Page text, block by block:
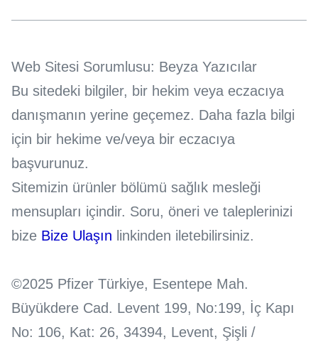
Web Sitesi Sorumlusu: Beyza Yazıcılar
Bu sitedeki bilgiler, bir hekim veya eczacıya
danışmanın yerine geçemez. Daha fazla bilgi
için bir hekime ve/veya bir eczacıya
başvurunuz.
Sitemizin ürünler bölümü sağlık mesleği
mensupları içindir. Soru, öneri ve taleplerinizi
bize Bize Ulaşın linkinden iletebilirsiniz.
©2025 Pfizer Türkiye, Esentepe Mah.
Büyükdere Cad. Levent 199, No:199, İç Kapı
No: 106, Kat: 26, 34394, Levent, Şişli /